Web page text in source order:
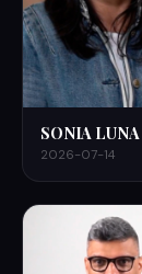
SONIA
2026-07-14